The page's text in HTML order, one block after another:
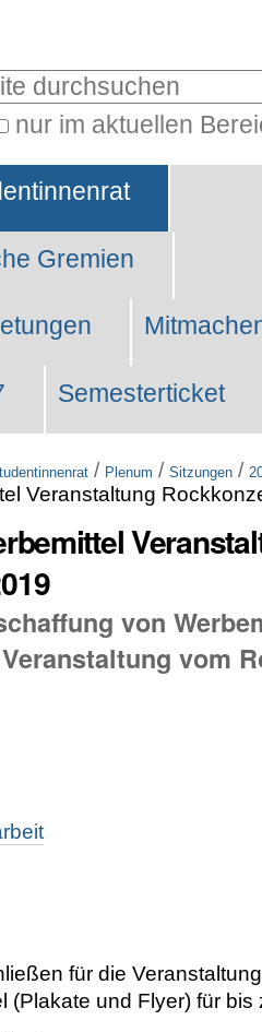
nur im aktuellen
Gremien
Semesterticket
/ Plenum / Sitzungen /
Veranstaltung
von
vom
für die
(Plakate und Flyer) für bis